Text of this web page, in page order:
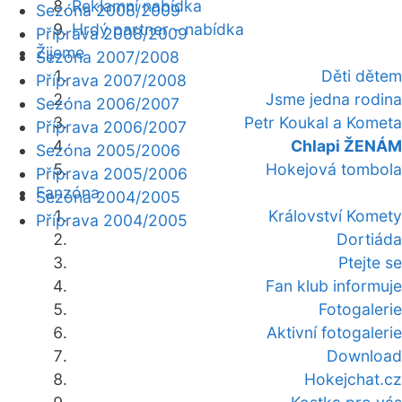
Reklamní nabídka
Hrdý partner - nabídka
Žijeme
Děti dětem
Jsme jedna rodina
Petr Koukal a Kometa
Chlapi ŽENÁM
Hokejová tombola
Fanzóna
Království Komety
Dortiáda
Ptejte se
Fan klub informuje
Fotogalerie
Aktivní fotogalerie
Download
Hokejchat.cz
Sezóna 2008/2009
Příprava 2008/2009
Sezóna 2007/2008
Příprava 2007/2008
Sezóna 2006/2007
Příprava 2006/2007
Sezóna 2005/2006
Příprava 2005/2006
Sezóna 2004/2005
Příprava 2004/2005